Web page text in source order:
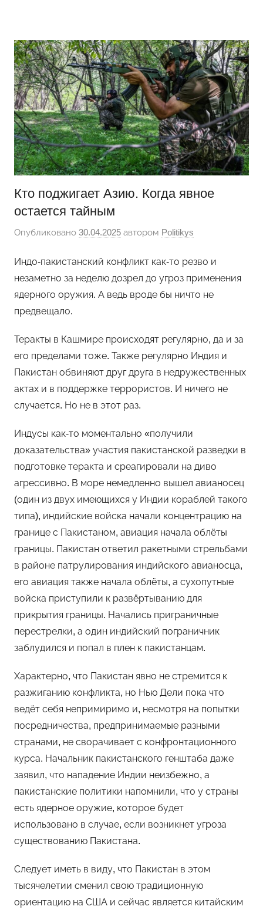
содержимому
сайт
на
WordPress
Кто поджигает Азию. Когда явное
остается тайным
Опубликовано 30.04.2025 автором Politikys
Индо-пакистанский конфликт как-то резво и
незаметно за неделю дозрел до угроз применения
ядерного оружия. А ведь вроде бы ничто не
предвещало.
Теракты в Кашмире происходят регулярно, да и за
его пределами тоже. Также регулярно Индия и
Пакистан обвиняют друг друга в недружественных
актах и в поддержке террористов. И ничего не
случается. Но не в этот раз.
Индусы как-то моментально «получили
доказательства» участия пакистанской разведки в
подготовке теракта и среагировали на диво
агрессивно. В море немедленно вышел авианосец
(один из двух имеющихся у Индии кораблей такого
типа), индийские войска начали концентрацию на
границе с Пакистаном, авиация начала облёты
границы. Пакистан ответил ракетными стрельбами
в районе патрулирования индийского авианосца,
его авиация также начала облёты, а сухопутные
войска приступили к развёртыванию для
прикрытия границы. Начались приграничные
перестрелки, а один индийский пограничник
заблудился и попал в плен к пакистанцам.
Характерно, что Пакистан явно не стремится к
разжиганию конфликта, но Нью Дели пока что
ведёт себя непримиримо и, несмотря на попытки
посредничества, предпринимаемые разными
странами, не сворачивает с конфронтационного
курса. Начальник пакистанского генштаба даже
заявил, что нападение Индии неизбежно, а
пакистанские политики напомнили, что у страны
есть ядерное оружие, которое будет
использовано в случае, если возникнет угроза
существованию Пакистана.
Следует иметь в виду, что Пакистан в этом
тысячелетии сменил свою традиционную
ориентацию на США и сейчас является китайским